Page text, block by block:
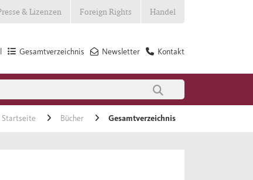
& Lizenzen Foreign Rights Handel
Kontakt
Newsletter
Gesamtverzeichnis
Startseite Bücher Gesamtverzeichnis